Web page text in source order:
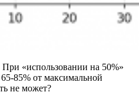
При «использовании на 50%»
85% от максимальной
не может?